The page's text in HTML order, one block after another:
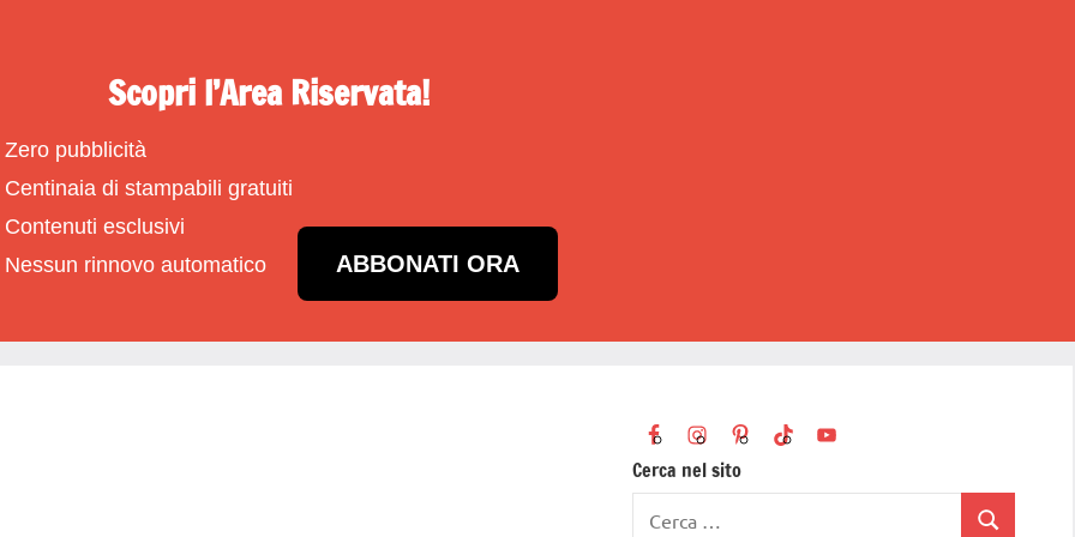
Scopri l’Area Riservata!
Zero pubblicità
Centinaia di stampabili gratuiti
Contenuti esclusivi
Nessun rinnovo automatico
ABBONATI ORA
Cerca nel sito